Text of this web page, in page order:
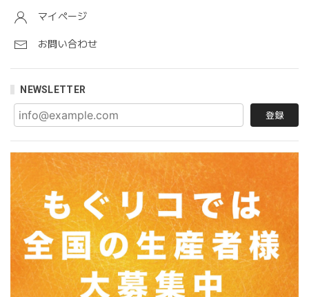
マイページ
お問い合わせ
NEWSLETTER
登録